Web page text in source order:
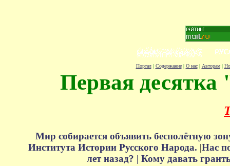
Портал| Содержание| О нас| Авторам|
Первая десятка
Мир собирается объявить бесполётную
Института Истории Русского Народа. |Нас
лет назад? | Кому давать